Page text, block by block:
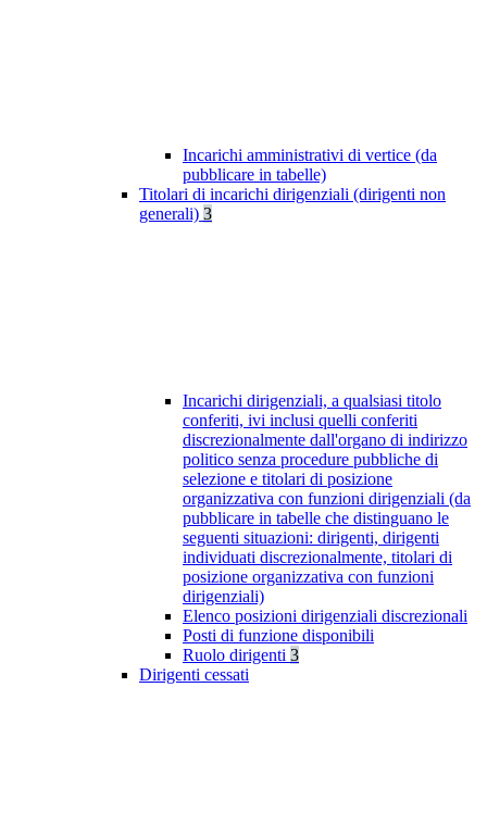
Incarichi amministrativi di vertice (da
pubblicare in tabelle)
Titolari di incarichi dirigenziali (dirigenti non
generali) 3
Incarichi dirigenziali, a qualsiasi titolo
conferiti, ivi inclusi quelli conferiti
discrezionalmente dall'organo di indirizzo
politico senza procedure pubbliche di
selezione e titolari di posizione
organizzativa con funzioni dirigenziali (da
pubblicare in tabelle che distinguano le
seguenti situazioni: dirigenti, dirigenti
individuati discrezionalmente, titolari di
posizione organizzativa con funzioni
dirigenziali)
Elenco posizioni dirigenziali discrezionali
Posti di funzione disponibili
Ruolo dirigenti 3
Dirigenti cessati